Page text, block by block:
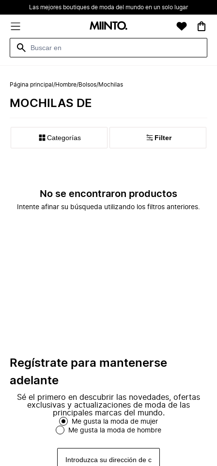
Las mejores boutiques de moda del mundo en un solo lugar
Página principal /Hombre/Bolsos/Mochilas
MOCHILAS DE
Categorías Filter
No se encontraron productos
Intente afinar su búsqueda utilizando los filtros anteriores.
Regístrate para mantenerse
adelante
Sé el primero en descubrir las novedades, ofertas
exclusivas y actualizaciones de moda de las
principales marcas del mundo.
Me gusta la moda de mujer
Me gusta la moda de hombre